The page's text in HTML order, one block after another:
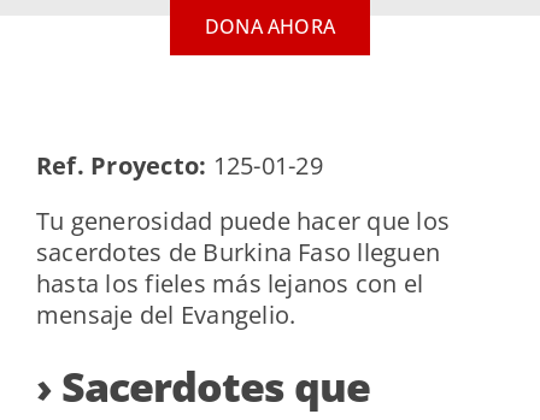
DONA AHORA
Ref. Proyecto: 125-01-29
Tu generosidad puede hacer que los
sacerdotes de Burkina Faso lleguen
hasta los fieles más lejanos con el
mensaje del Evangelio.
› Sacerdotes que